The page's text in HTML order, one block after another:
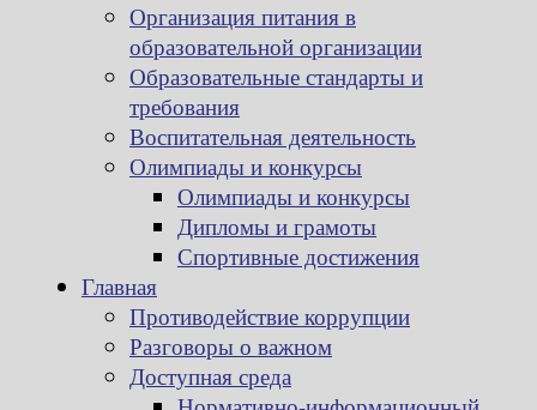
Организация питания в
образовательной организации
Образовательные стандарты и
требования
Воспитательная деятельность
Олимпиады и конкурсы
Олимпиады и конкурсы
Дипломы и грамоты
Спортивные достижения
Главная
Противодействие коррупции
Разговоры о важном
Доступная среда